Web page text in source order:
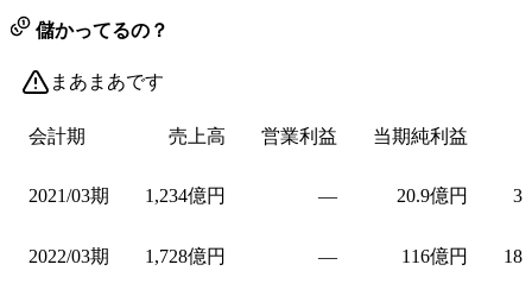
儲かってるの？
まあまあです
会計期 売上高 営業利益 当期純利益
2021/03期 1,234億円 — 20.9億円
2022/03期 1,728億円 — 116億円